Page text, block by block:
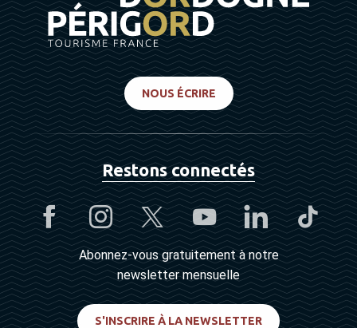
NOUS ÉCRIRE
Restons connectés
Abonnez-vous gratuitement à notre
newsletter mensuelle
S'INSCRIRE À LA NEWSLETTER